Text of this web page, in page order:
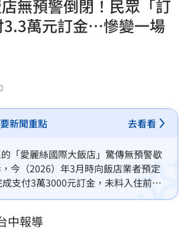
無預警倒閉！民眾「訂
3.3萬元訂金⋯慘變一場
新聞重點 去看看
「愛麗絲國際大飯店」驚傳無預警歇
今（2026）年3月時向飯店業者預定
支付3萬3000元訂金，未料入住前夕
讓他怒批「根本是惡意詐欺」。經台
營業，最高可處5萬元罰鍰並廢止登記
中報導